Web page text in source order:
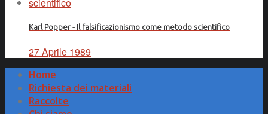
Karl Popper - Il falsificazionismo come metodo scientifico
27 Aprile 1989
Home
Richiesta dei materiali
Raccolte